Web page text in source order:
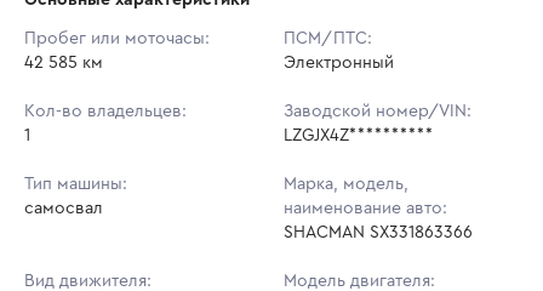
Шаг торгов: 38 038 ₽
Кол-во ставок:
Ставок не найдено
в аукционах
Пробег или моточасы:
42 585 км
ПСМ/ПТС:
Электронный
Кол-во владельцев:
1
Заводской номер/VIN:
LZGJX4Z**********
Тип машины:
самосвал
Марка, модель,
наименование авто:
SHACMAN SX331863366
Вид движителя:
Модель двигателя: